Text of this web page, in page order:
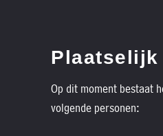
Plaatselijk
Op dit moment bestaat
volgende personen: